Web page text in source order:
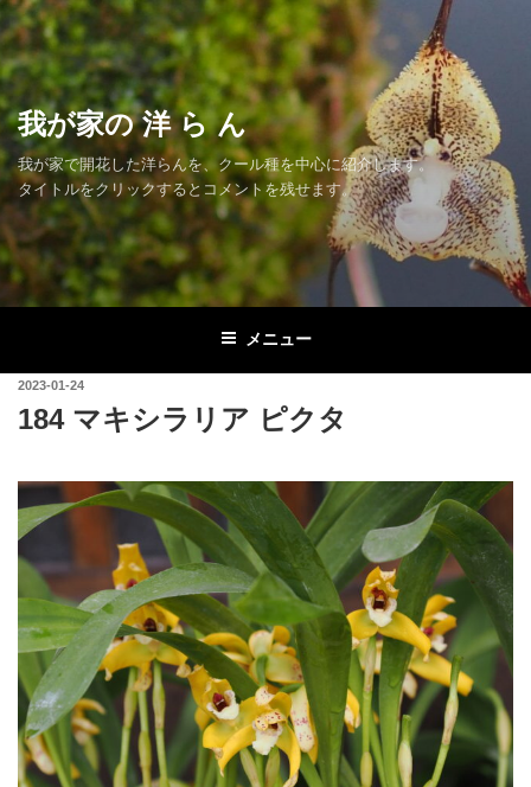
コ
ン
テ
ン
ツ
へ
ス
ッ
プ
我が家の 洋 ら ん
我が家で開花した洋らんを、クール種を中心に紹介します。
タイトルをクリックするとコメントを残せます。
メニュー
投
日:
2023-01-24
184 マキシラリア ピクタ